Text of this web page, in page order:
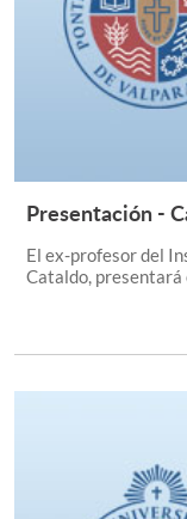
Presentación -
El ex-profesor del
Cataldo, presentará